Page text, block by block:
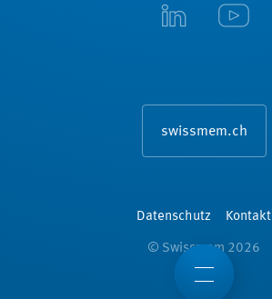
swissmem.ch
Datenschutz Kontakt
© Swissmem 2026